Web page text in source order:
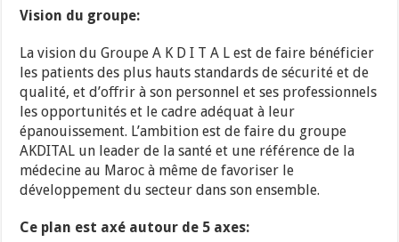
Vision du groupe:
La vision du Groupe A K D I T A L est de faire bénéficier
les patients des plus hauts standards de sécurité et de
qualité, et d’oﬀrir à son personnel et ses professionnels
les opportunités et le cadre adéquat à leur
épanouissement. L’ambition est de faire du groupe
AKDITAL un leader de la santé et une référence de la
médecine au Maroc à même de favoriser le
développement du secteur dans son ensemble.
Ce plan est axé autour de 5 axes: